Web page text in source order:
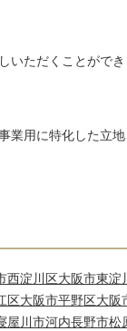
ただくことができ
用に特化した立
西淀川区大阪市東淀
区大阪市平野区大阪
屋川市河内長野市松